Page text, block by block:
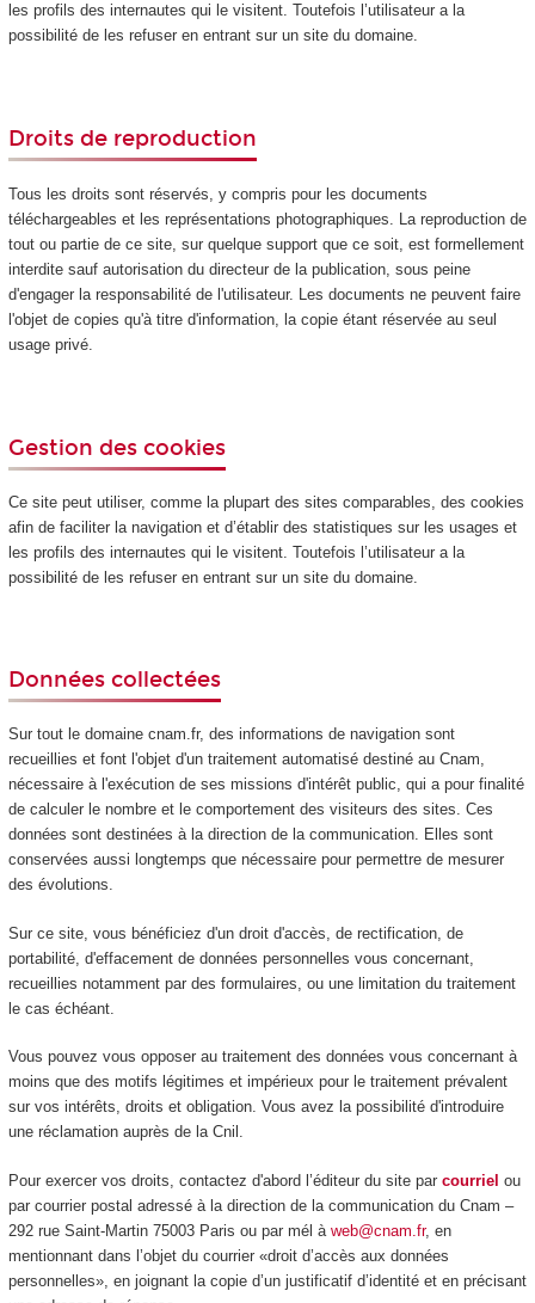
les profils des internautes qui le visitent. Toutefois l’utilisateur a la
possibilité de les refuser en entrant sur un site du domaine.
Droits de reproduction
Tous les droits sont réservés, y compris pour les documents
téléchargeables et les représentations photographiques. La reproduction de
tout ou partie de ce site, sur quelque support que ce soit, est formellement
interdite sauf autorisation du directeur de la publication, sous peine
d'engager la responsabilité de l'utilisateur. Les documents ne peuvent faire
l'objet de copies qu'à titre d'information, la copie étant réservée au seul
usage privé.
Gestion des cookies
Ce site peut utiliser, comme la plupart des sites comparables, des cookies
afin de faciliter la navigation et d’établir des statistiques sur les usages et
les profils des internautes qui le visitent. Toutefois l’utilisateur a la
possibilité de les refuser en entrant sur un site du domaine.
Données collectées
Sur tout le domaine cnam.fr, des informations de navigation sont
recueillies et font l'objet d'un traitement automatisé destiné au Cnam,
nécessaire à l'exécution de ses missions d'intérêt public, qui a pour finalité
de calculer le nombre et le comportement des visiteurs des sites. Ces
données sont destinées à la direction de la communication. Elles sont
conservées aussi longtemps que nécessaire pour permettre de mesurer
des évolutions.
Sur ce site, vous bénéficiez d'un droit d'accès, de rectification, de
portabilité, d'effacement de données personnelles vous concernant,
recueillies notamment par des formulaires, ou une limitation du traitement
le cas échéant.
Vous pouvez vous opposer au traitement des données vous concernant à
moins que des motifs légitimes et impérieux pour le traitement prévalent
sur vos intérêts, droits et obligation. Vous avez la possibilité d'introduire
une réclamation auprès de la Cnil.
Pour exercer vos droits, contactez d'abord l’éditeur du site par courriel ou
par courrier postal adressé à la direction de la communication du Cnam –
292 rue Saint-Martin 75003 Paris ou par mél à web@cnam.fr, en
mentionnant dans l’objet du courrier «droit d’accès aux données
personnelles», en joignant la copie d’un justificatif d’identité et en précisant